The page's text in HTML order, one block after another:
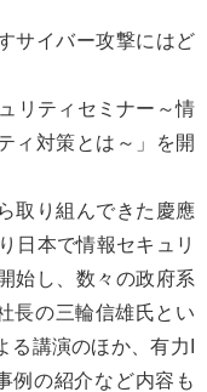
サイバー攻撃にはど
リティセミナー～情
ィ対策とは～」を開
取り組んできた慶應
日本で情報セキュリ
始し、数々の政府系
長の三輪信雄氏とい
る講演のほか、有力I
例の紹介など内容も